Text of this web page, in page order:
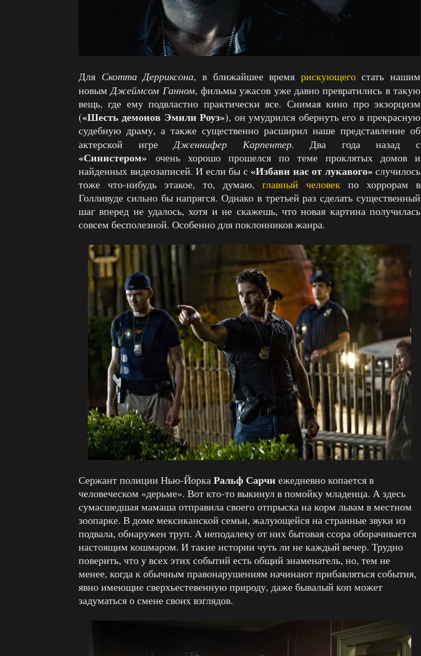
Для Скотта Дерриксона, в ближайшее время рискующегостать нашим
новымДжеймсом Ганном, фильмы ужасов уже давно превратились в такую
вещь, где ему подвластно практически все. Снимая кино про экзорцизм
(«Шесть демонов Эмили Роуз»), он умудрился обернуть его в прекрасную
судебную драму, а также существенно расширил наше представление об
актерской игреДженнифер Карпентер. Два года назад с
«Синистером» очень хорошо прошелся по теме проклятых домов и
найденных видеозаписей. И если бы с «Избави нас от лукавого»случилось
тоже что-нибудь этакое, то, думаю, главный человек по хоррорам в
Голливуде сильно бы напрягся. Однако в третьей раз сделать существенный
шаг вперед не удалось, хотя и не скажешь, что новая картина получилась
совсем бесполезной. Особенно для поклонников жанра.
Сержант полиции Нью-ЙоркаРальф Сарчи ежедневно копается в
человеческом «дерьме». Вот кто-то выкинул в помойку младенца. А здесь
сумасшедшая мамаша отправила своего отпрыска на корм львам в местном
зоопарке. В доме мексиканской семьи, жалующейся на странные звуки из
подвала, обнаружен труп. А неподалеку от них бытовая ссора оборачивается
настоящим кошмаром. И такие истории чуть ли не каждый вечер. Трудно
поверить, что у всех этих событий есть общий знаменатель, но, тем не
менее, когда к обычным правонарушениям начинают прибавляться события,
явно имеющие сверхьестевенную природу, даже бывалый коп может
задуматься о смене своих взглядов.